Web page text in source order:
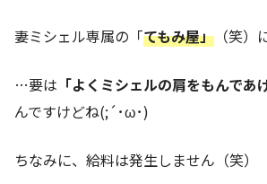
妻ミシェル専属の「てもみ屋」 （笑）
…要は 「よくミシェルの肩をもんであ
んですけどね(;´･ω･)
ちなみに、給料は発生しません（笑）